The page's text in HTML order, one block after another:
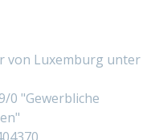
von Luxemburg unter
0 "Gewerbliche